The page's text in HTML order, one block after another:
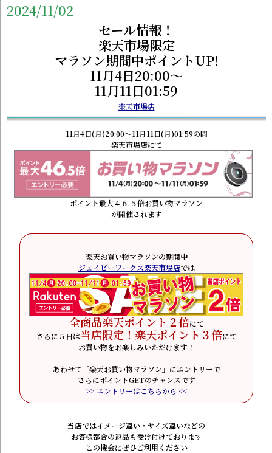
2024/11/02
セール情報！
楽天市場限定
マラソン期間中ポイントUP!
11月4日20:00～
11月11日01:59
楽天市場店
11月4日(月)20:00～11月11日(月)01:59の間
楽天市場店にて
ポイント最大４６.５倍お買い物マラソン
が開催されます
楽天お買い物マラソンの期間中
ジェイビーワークス楽天市場店では
全商品楽天ポイント２倍にて
さらに５日は当店限定！楽天ポイント３倍にて
お買い物をお楽しみいただけます！
あわせて「楽天お買い物マラソン」にエントリーで
さらにポイントGETのチャンスです
>> エントリーはこちらから <<
当店ではイメージ違い・サイズ違いなどの
お客様都合の返品も受け付けております
この機会にぜひご利用ください